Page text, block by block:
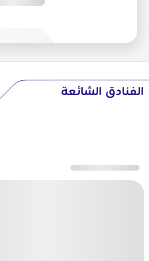
الفنادق الشائعة